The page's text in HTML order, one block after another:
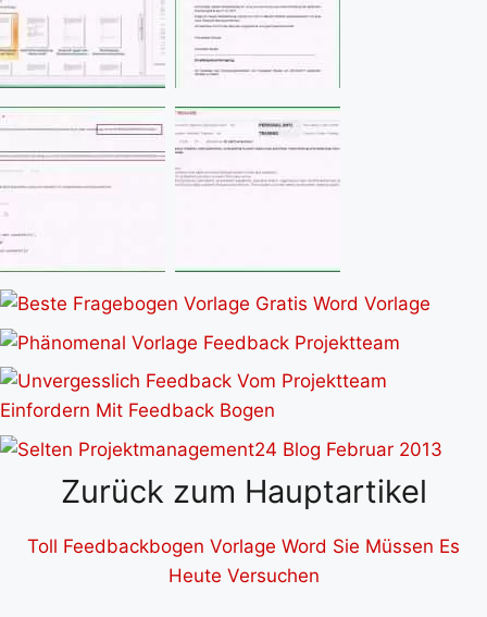
Zurück zum Hauptartikel
Toll Feedbackbogen Vorlage Word Sie Müssen Es
Heute Versuchen